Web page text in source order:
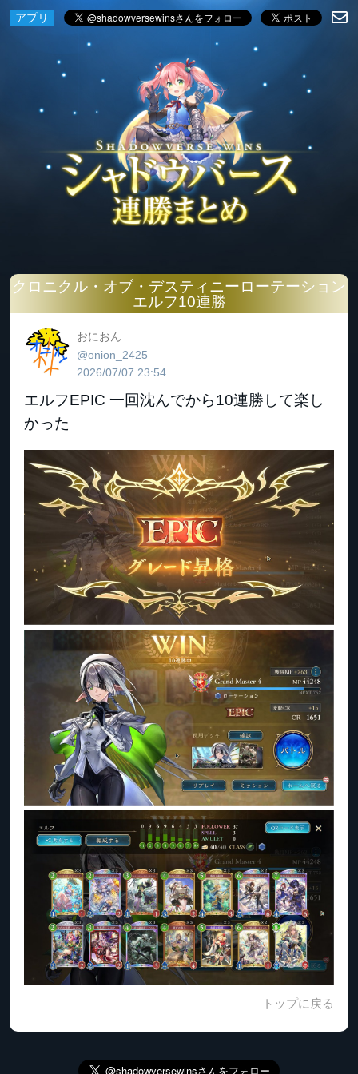
アプリ
クロニクル・オブ・デスティニーローテーション
エルフ10連勝
おにおん
@onion_2425
2026/07/07 23:54
エルフEPIC 一回沈んでから10連勝して楽し
かった
トップに戻る